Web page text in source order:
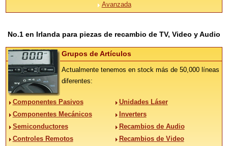
Avanzada
No.1 en Irlanda para piezas de recambio de TV, Video y Audio
Grupos de Artículos
Actualmente tenemos en stock más de 50,000 líneas
diferentes:
Componentes Pasivos
Unidades Láser
Componentes Mecánicos
Inverters
Semiconductores
Recambios de Audio
Controles Remotos
Recambios de Video